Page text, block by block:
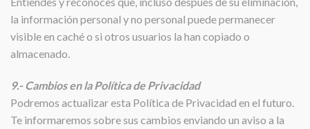
la información personal y no personal puede permanecer
visible en caché o si otros usuarios la han copiado o
almacenado.
9.- Cambios en la Política de Privacidad
Podremos actualizar esta Política de Privacidad en el futuro.
Te informaremos sobre sus cambios enviando un aviso a la